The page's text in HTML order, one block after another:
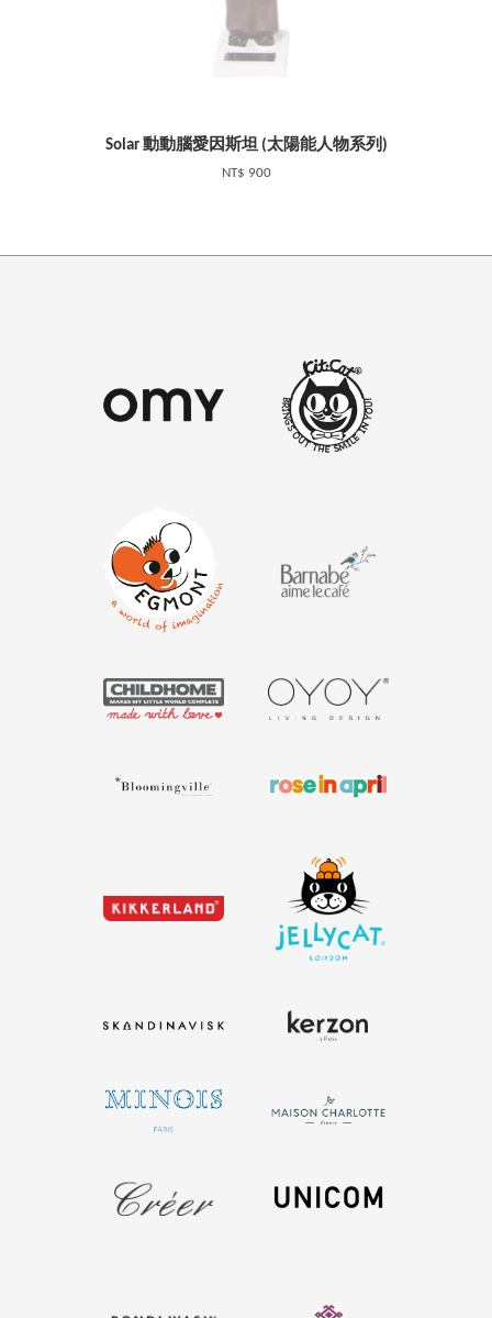
Solar 動動腦愛因斯坦 (太陽能人物系列)
NT$ 900